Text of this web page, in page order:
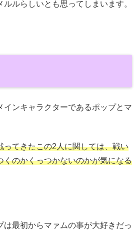
ルらしいとも思ってしまいます。
インキャラクターであるポップとマ
ってきたこの2人に関しては、戦い
くのかくっつかないのかが気になる
は最初からマァムの事が大好きだっ